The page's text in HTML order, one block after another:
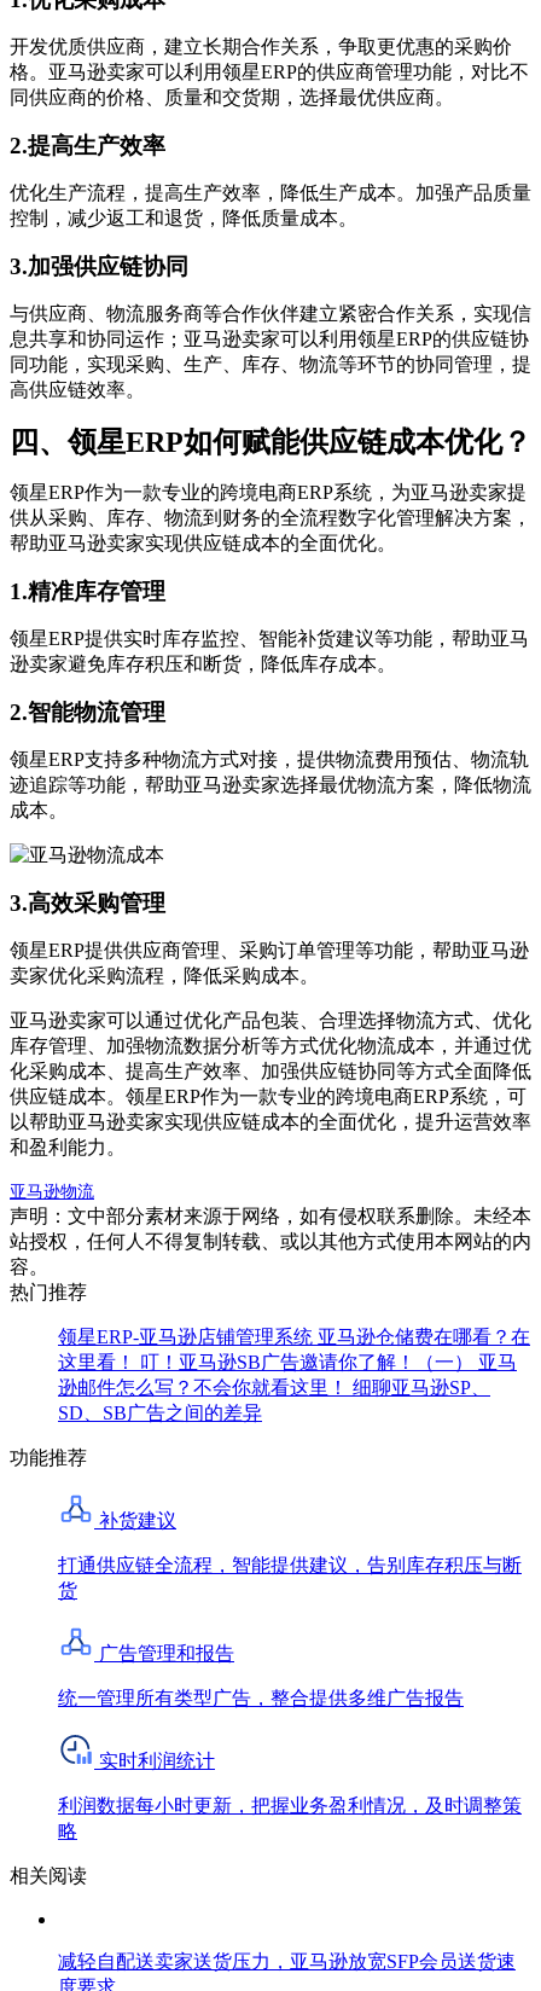
开发优质供应商，建立长期合作关系，争取更优惠的采购价
格。亚马逊卖家可以利用领星ERP的供应商管理功能，对比不
同供应商的价格、质量和交货期，选择最优供应商。
2.提高生产效率
优化生产流程，提高生产效率，降低生产成本。加强产品质量
控制，减少返工和退货，降低质量成本。
3.加强供应链协同
与供应商、物流服务商等合作伙伴建立紧密合作关系，实现信
息共享和协同运作；亚马逊卖家可以利用领星ERP的供应链协
同功能，实现采购、生产、库存、物流等环节的协同管理，提
高供应链效率。
四、领星ERP如何赋能供应链成本优化？
领星ERP作为一款专业的跨境电商ERP系统，为亚马逊卖家提
供从采购、库存、物流到财务的全流程数字化管理解决方案，
帮助亚马逊卖家实现供应链成本的全面优化。
1.精准库存管理
领星ERP提供实时库存监控、智能补货建议等功能，帮助亚马
逊卖家避免库存积压和断货，降低库存成本。
2.智能物流管理
领星ERP支持多种物流方式对接，提供物流费用预估、物流轨
迹追踪等功能，帮助亚马逊卖家选择最优物流方案，降低物流
成本。
3.高效采购管理
领星ERP提供供应商管理、采购订单管理等功能，帮助亚马逊
卖家优化采购流程，降低采购成本。
亚马逊卖家可以通过优化产品包装、合理选择物流方式、优化
库存管理、加强物流数据分析等方式优化物流成本，并通过优
化采购成本、提高生产效率、加强供应链协同等方式全面降低
供应链成本。领星ERP作为一款专业的跨境电商ERP系统，可
以帮助亚马逊卖家实现供应链成本的全面优化，提升运营效率
和盈利能力。
亚马逊物流
声明：文中部分素材来源于网络，如有侵权联系删除。未经本
站授权，任何人不得复制转载、或以其他方式使用本网站的内
容。
热门推荐
领星ERP-亚马逊店铺管理系统 亚马逊仓储费在哪看？在
这里看！ 叮！亚马逊SB广告邀请你了解！（一） 亚马
逊邮件怎么写？不会你就看这里！ 细聊亚马逊SP、
SD、SB广告之间的差异
功能推荐
补货建议
打通供应链全流程，智能提供建议，告别库存积压与断
货
广告管理和报告
统一管理所有类型广告，整合提供多维广告报告
实时利润统计
利润数据每小时更新，把握业务盈利情况，及时调整策
略
相关阅读
减轻自配送卖家送货压力，亚马逊放宽SFP会员送货速
度要求